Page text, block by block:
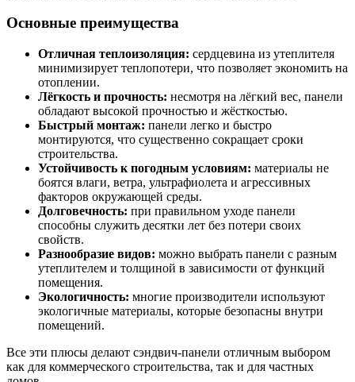
Основные преимущества
Отличная теплоизоляция: сердцевина из утеплителя
минимизирует теплопотери, что позволяет экономить на
отоплении.
Лёгкость и прочность: несмотря на лёгкий вес, панели
обладают высокой прочностью и жёсткостью.
Быстрый монтаж: панели легко и быстро
монтируются, что существенно сокращает сроки
строительства.
Устойчивость к погодным условиям: материалы не
боятся влаги, ветра, ультрафиолета и агрессивных
факторов окружающей среды.
Долговечность: при правильном уходе панели
способны служить десятки лет без потери своих
свойств.
Разнообразие видов: можно выбрать панели с разным
утеплителем и толщиной в зависимости от функций
помещения.
Экологичность: многие производители используют
экологичные материалы, которые безопасны внутри
помещений.
Все эти плюсы делают сэндвич-панели отличным выбором
как для коммерческого строительства, так и для частных